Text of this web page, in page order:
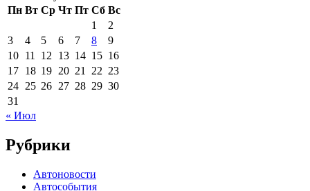
Пн Вт Ср Чт Пт Сб Вс
1
2
3
4 5 6 7 8
9
10 11 12 13 14 15 16
17 18 19 20 21 22 23
24 25 26 27 28 29 30
31
« Июл
Рубрики
Автоновости
Автособытия